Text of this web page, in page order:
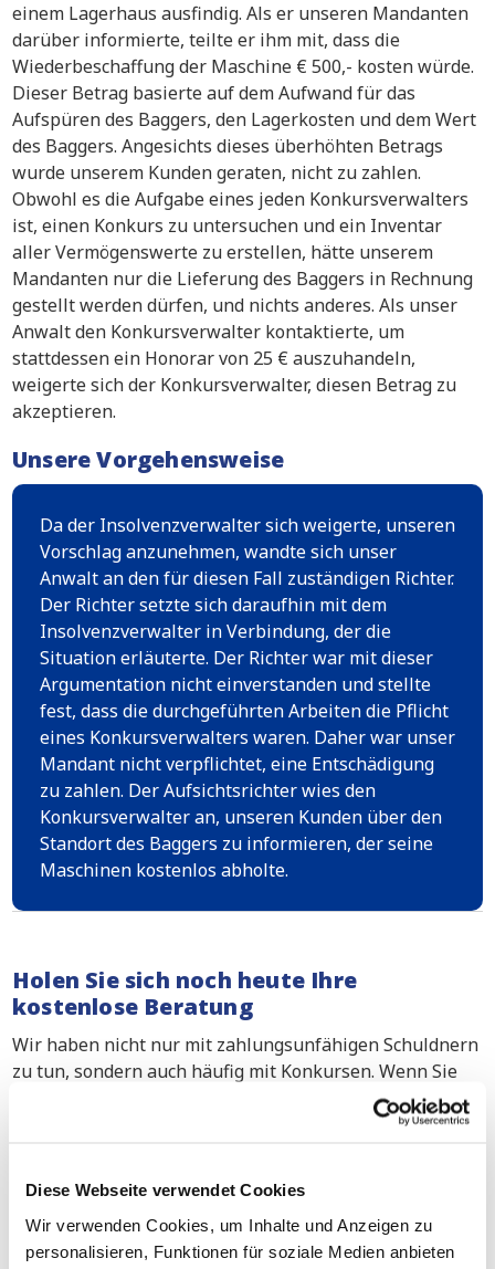
Diese Webseite verwendet Cookies
Wir verwenden Cookies, um Inhalte und Anzeigen zu
personalisieren, Funktionen für soziale Medien anbieten
einem Lagerhaus ausfindig. Als er unseren Mandanten
darüber informierte, teilte er ihm mit, dass die
Wiederbeschaffung der Maschine € 500,- kosten würde.
Dieser Betrag basierte auf dem Aufwand für das
Aufspüren des Baggers, den Lagerkosten und dem Wert
des Baggers. Angesichts dieses überhöhten Betrags
wurde unserem Kunden geraten, nicht zu zahlen.
Obwohl es die Aufgabe eines jeden Konkursverwalters
ist, einen Konkurs zu untersuchen und ein Inventar
aller Vermögenswerte zu erstellen, hätte unserem
Mandanten nur die Lieferung des Baggers in Rechnung
gestellt werden dürfen, und nichts anderes. Als unser
Anwalt den Konkursverwalter kontaktierte, um
stattdessen ein Honorar von 25 € auszuhandeln,
weigerte sich der Konkursverwalter, diesen Betrag zu
akzeptieren.
Unsere Vorgehensweise
Da der Insolvenzverwalter sich weigerte, unseren
Vorschlag anzunehmen, wandte sich unser
Anwalt an den für diesen Fall zuständigen Richter.
Der Richter setzte sich daraufhin mit dem
Insolvenzverwalter in Verbindung, der die
Situation erläuterte. Der Richter war mit dieser
Argumentation nicht einverstanden und stellte
fest, dass die durchgeführten Arbeiten die Pflicht
eines Konkursverwalters waren. Daher war unser
Mandant nicht verpflichtet, eine Entschädigung
zu zahlen. Der Aufsichtsrichter wies den
Konkursverwalter an, unseren Kunden über den
Standort des Baggers zu informieren, der seine
Maschinen kostenlos abholte.
Holen Sie sich noch heute Ihre
kostenlose Beratung
Wir haben nicht nur mit zahlungsunfähigen Schuldnern
zu tun, sondern auch häufig mit Konkursen. Wenn Sie
jemanden brauchen, der in Ihrem Namen verhandelt,
um Ihre Zahlungen oder Waren zurückzuerhalten,
möchten Sie sich über die Möglichkeiten beraten
lassen? Dann zögern Sie nicht, uns zu kontaktieren.
Unsere spezialisierten Anwälte beraten Sie gerne in